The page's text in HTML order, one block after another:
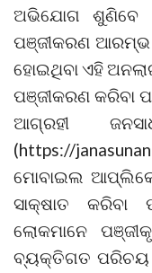
ଅଭିଯୋଗ ଶୁଣିବେ
ପଞ୍ଜୀକରଣ
ହୋଇଥିବା ଏହି
ପଞ୍ଜୀକରଣ କରିବା
ଆଗ୍ରହୀ
(https://
ମୋବାଇଲ
ସାକ୍ଷାତ କରିବା
ଲୋକମାନେ
ବ୍ୟକ୍ତିଗତ ପରିଚୟ